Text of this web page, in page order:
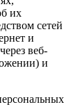
их
сетей
и
веб-
и